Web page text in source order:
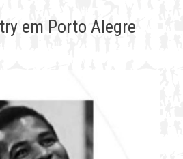
em Porto Alegre